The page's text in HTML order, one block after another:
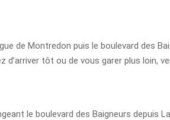
de Montredon puis le boulevard des
d’arriver tôt ou de vous garer plus loin,
le boulevard des Baigneurs depuis